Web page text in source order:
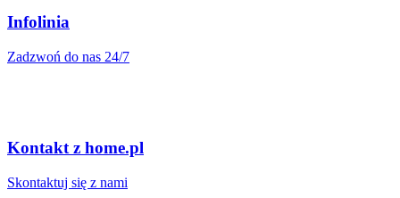
Infolinia
Zadzwoń do nas 24/7
Kontakt z home.pl
Skontaktuj się z nami